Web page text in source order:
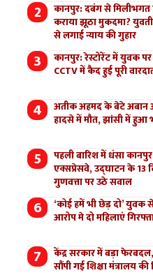
कानपुर: दबंग से मिलीभगत
कराया झूठा मुकदमा?
से लगाई न्याय की गुहार
कानपुर: रेस्टोरेंट में युवक
CCTV में कैद हुई पूरी
अतीक अहमद के बेटे
हादसे में मौत, झांसी में हुआ
पहली बारिश में धंसा
एक्सप्रेसवे, उद्घाटन के 13
गुणवत्ता पर उठे सवाल
‘कोई हमें भी छेड़ दो’
आरोप मे दो महिलाएं
केंद्र सरकार में बड़ा फेरबदल,
सौंपी गई शिक्षा मंत्रालय की